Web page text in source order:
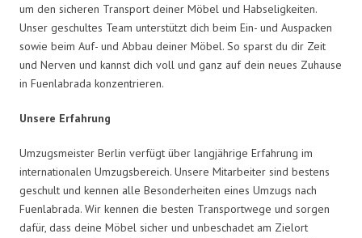
um den sicheren Transport deiner Möbel und Habseligkeiten.
Unser geschultes Team unterstützt dich beim Ein- und Auspacken
sowie beim Auf- und Abbau deiner Möbel. So sparst du dir Zeit
und Nerven und kannst dich voll und ganz auf dein neues Zuhause
in Fuenlabrada konzentrieren.
Unsere Erfahrung
Umzugsmeister Berlin verfügt über langjährige Erfahrung im
internationalen Umzugsbereich. Unsere Mitarbeiter sind bestens
geschult und kennen alle Besonderheiten eines Umzugs nach
Fuenlabrada. Wir kennen die besten Transportwege und sorgen
dafür, dass deine Möbel sicher und unbeschadet am Zielort